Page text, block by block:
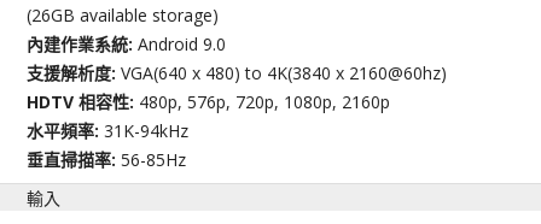
(26GB available storage)
內建作業系統:Android 9.0
支援解析度:VGA(640 x 480) to 4K(3840 x 2160@60hz)
HDTV 相容性: 480p, 576p, 720p, 1080p, 2160p
水平頻率:31K-94kHz
垂直掃描率:56-85Hz
輸入